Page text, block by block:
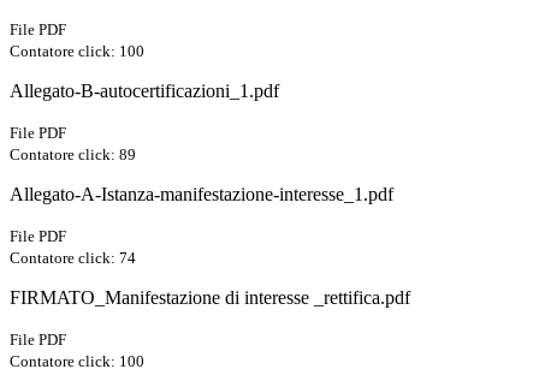
File PDF
Contatore click: 100
Allegato-B-autocertificazioni_1.pdf
File PDF
Contatore click: 89
Allegato-A-Istanza-manifestazione-interesse_1.pdf
File PDF
Contatore click: 74
FIRMATO_Manifestazione di interesse _rettifica.pdf
File PDF
Contatore click: 100